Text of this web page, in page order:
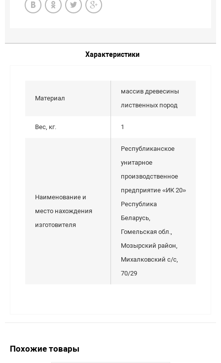
Характеристики
Материал
массив древесины
лиственных пород
Вес, кг. 1
Наименование и
место нахождения
изготовителя
Республиканское
унитарное
производственное
предприятие «ИК 20»
Республика
Беларусь,
Гомельская обл.,
Мозырский район,
Михалковский с/с,
70/29
Похожие товары